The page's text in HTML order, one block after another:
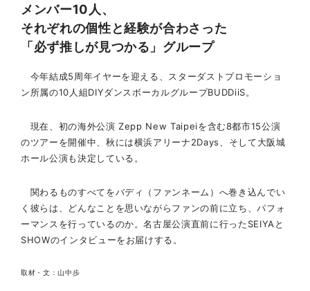
メンバー10人、
それぞれの個性と経験が合わさった
「必ず推しが見つかる」グループ
今年結成5周年イヤーを迎える、スターダストプロモーショ
ン所属の10人組DIYダンスボーカルグループBUDDiiS。
現在、初の海外公演 Zepp New Taipeiを含む8都市15公演
のツアーを開催中、秋には横浜アリーナ2Days、そして大阪城
ホール公演も決定している。
関わるものすべてをバディ（ファンネーム）へ巻き込んでい
く彼らは、どんなことを思いながらファンの前に立ち、パフォ
ーマンスを行っているのか。名古屋公演直前に行ったSEIYAと
SHOWのインタビューをお届けする。
取材・文：山中歩